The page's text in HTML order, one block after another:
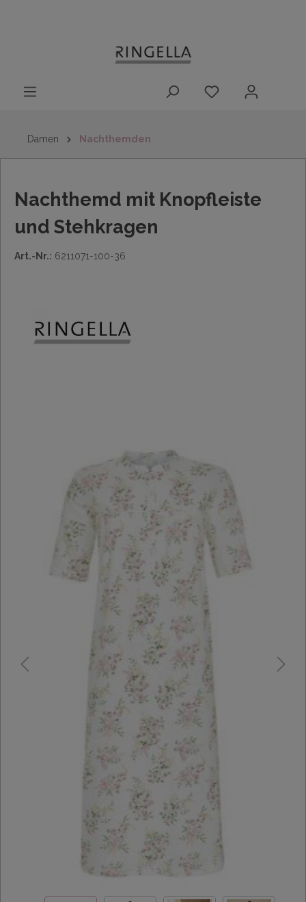
Damen Nachthemden
Nachthemd mit Knopfleiste
und Stehkragen
Art.-Nr.: 6211071-100-36